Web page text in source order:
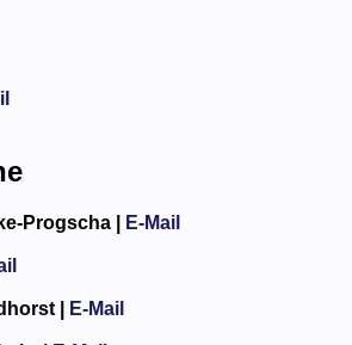
Progscha | E-Mail
| E-Mail